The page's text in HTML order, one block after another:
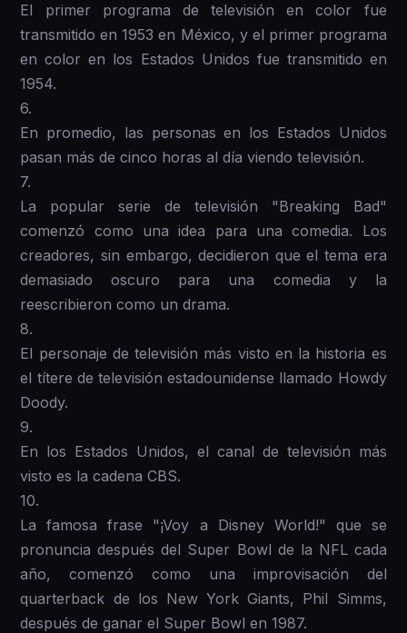
El primer programa de televisión en color fue
transmitido en 1953 en México, y el primer programa
en color en los Estados Unidos fue transmitido en
1954.
6 .
En promedio, las personas en los Estados Unidos
pasan más de cinco horas al día viendo televisión.
7 .
La popular serie de televisión "Breaking Bad"
comenzó como una idea para una comedia. Los
creadores, sin embargo, decidieron que el tema era
demasiado oscuro para una comedia y la
reescribieron como un drama.
8 .
El personaje de televisión más visto en la historia es
el títere de televisión estadounidense llamado Howdy
Doody.
9 .
En los Estados Unidos, el canal de televisión más
visto es la cadena CBS.
1 0.
La famosa frase "¡Voy a Disney World!" que se
pronuncia después del Super Bowl de la NFL cada
año, comenzó como una improvisación del
quarterback de los New York Giants, Phil Simms,
después de ganar el Super Bowl en 1987.